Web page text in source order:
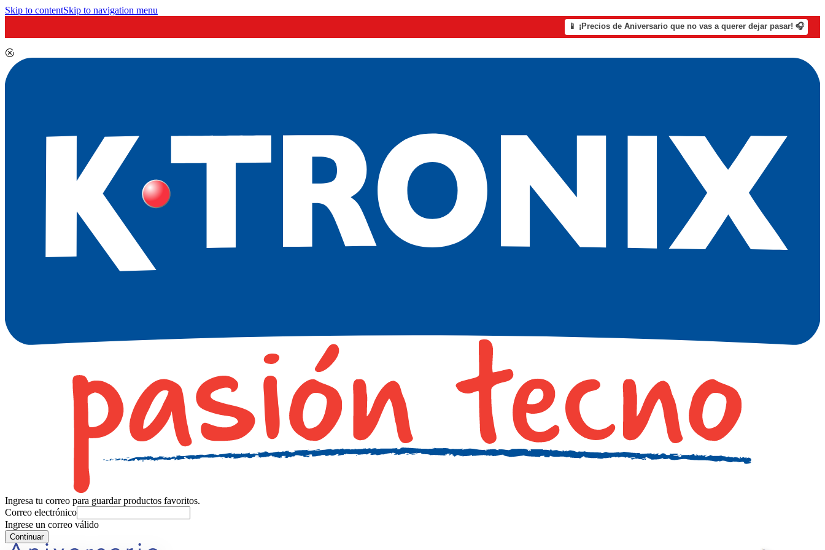
Skip to contentSkip to navigation menu
📱 ¡Precios de Aniversario que no vas a querer dejar pasar! 🎧
Ingresa tu correo para guardar productos favoritos.
Correo electrónico
Ingrese un correo válido
Continuar